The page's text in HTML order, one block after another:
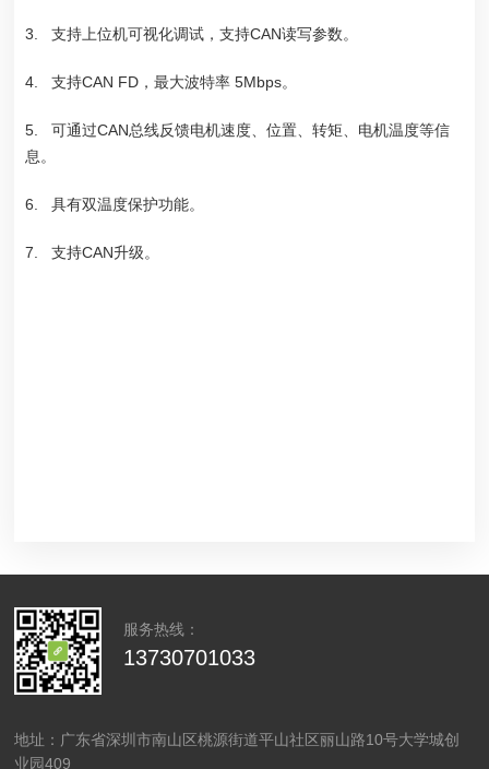
3. 支持上位机可视化调试，支持CAN读写参数。
4. 支持CAN FD，最大波特率 5Mbps。
5. 可通过CAN总线反馈电机速度、位置、转矩、电机温度等信
息。
6. 具有双温度保护功能。
7. 支持CAN升级。
服务热线：
13730701033
地址：广东省深圳市南山区桃源街道平山社区丽山路10号大学城创
业园409